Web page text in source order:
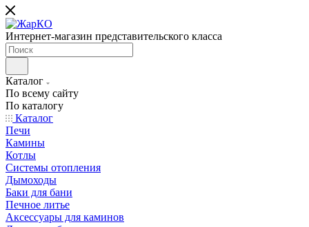
Интернет-магазин представительского класса
Каталог
По всему сайту
По каталогу
Каталог
Печи
Камины
Котлы
Системы отопления
Дымоходы
Баки для бани
Печное литье
Аксессуары для каминов